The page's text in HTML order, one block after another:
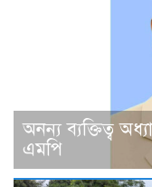
অনন্য ব্যক্তিত্ব
এমপি